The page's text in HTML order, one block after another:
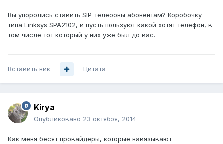
Вы упоролись ставить SIP-телефоны абонентам? Коробочку
типа Linksys SPA2102, и пусть пользуют какой хотят телефон, в
том числе тот который у них уже был до вас.
Вставить ник Цитата
Kirya
Опубликовано 23 октября, 2014
Как меня бесят провайдеры, которые навязывают